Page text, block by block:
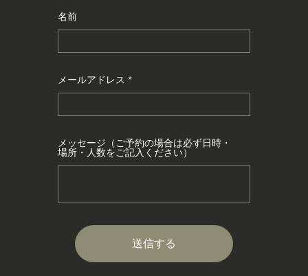
名前
メールアドレス
メッセージ（ご予約の場合は必ず日時・
場所・人数をご記入ください）
送信する